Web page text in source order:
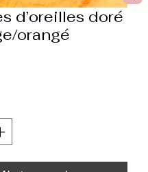
d’oreilles doré
orangé